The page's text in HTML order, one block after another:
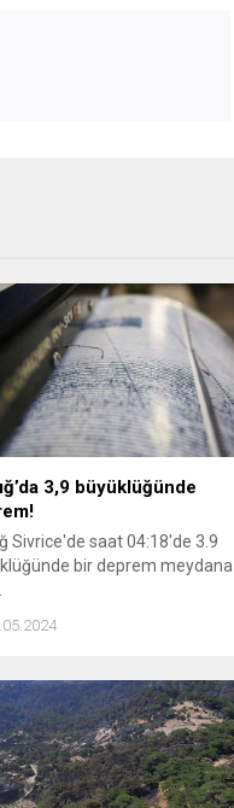
3,9 büyüklüğünde
Sivrice'de saat 04:18'de 3.9
bir deprem meydana